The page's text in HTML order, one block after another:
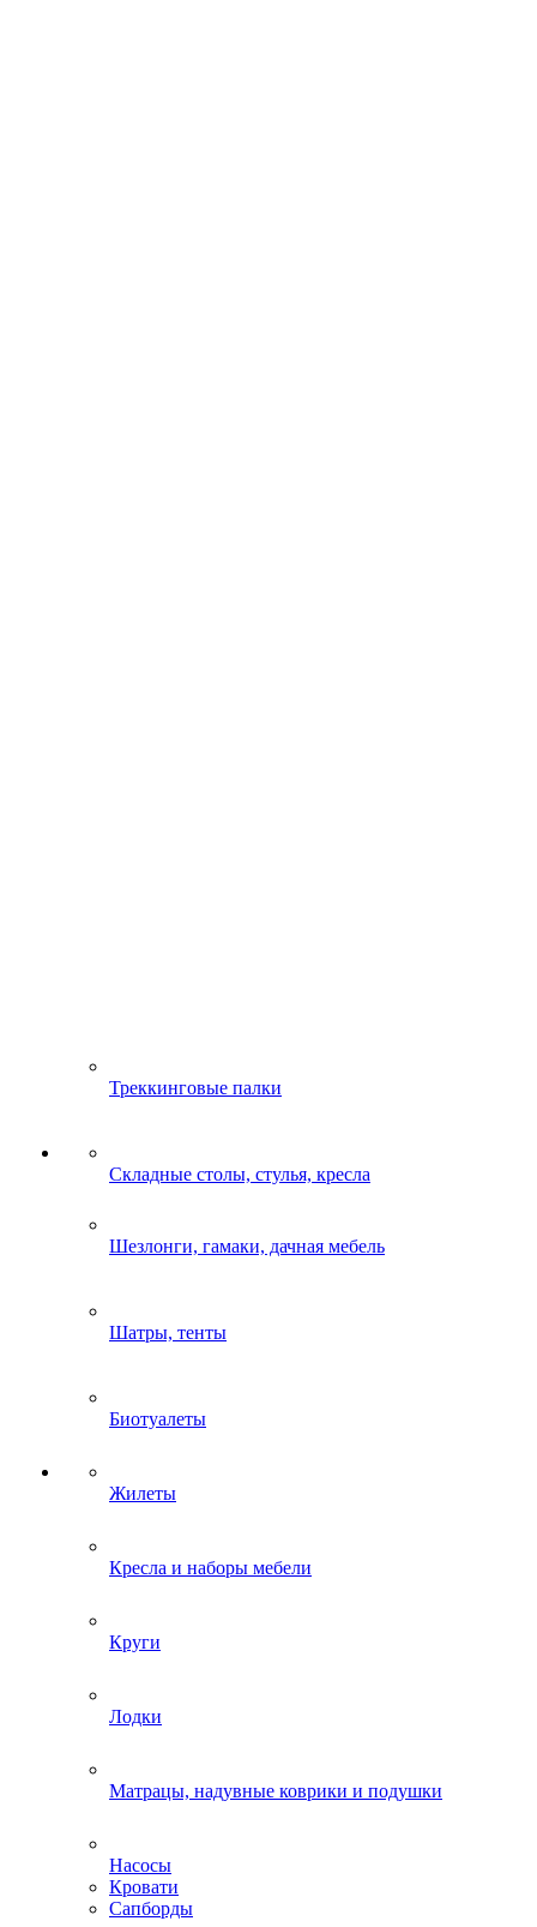
Треккинговые палки
Складные столы, стулья, кресла
Шезлонги, гамаки, дачная мебель
Шатры, тенты
Биотуалеты
Жилеты
Кресла и наборы мебели
Круги
Лодки
Матрацы, надувные коврики и подушки
Насосы
Кровати
Сапборды